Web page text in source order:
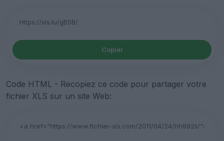
Copier
Code HTML - Recopiez ce code pour partager votre
fichier XLS sur un site Web: